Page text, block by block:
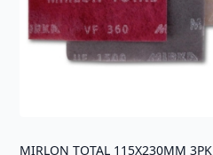
MIRLON TOTAL 115X230MM 3PK